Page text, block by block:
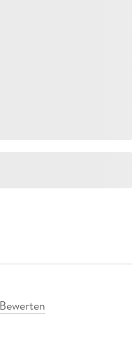
Bewerten